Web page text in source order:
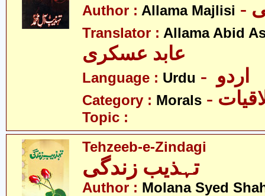
Author : Allama Majlisi
Translator : Allama Abid
عابد عسکری
Language : Urdu
Category : Morals
Topic :
Tehzeeb-e-Zindagi
تہذیب زندگی
Author : Molana Syed